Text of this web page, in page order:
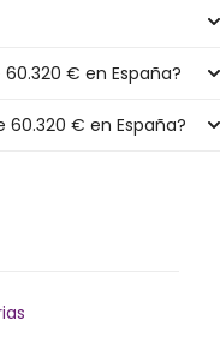
€ en España?
€ en España?